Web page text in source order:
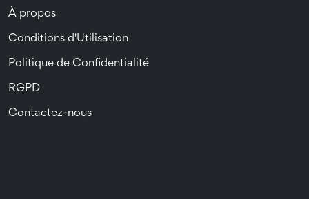
À propos
Conditions d'Utilisation
Politique de Confidentialité
RGPD
Contactez-nous